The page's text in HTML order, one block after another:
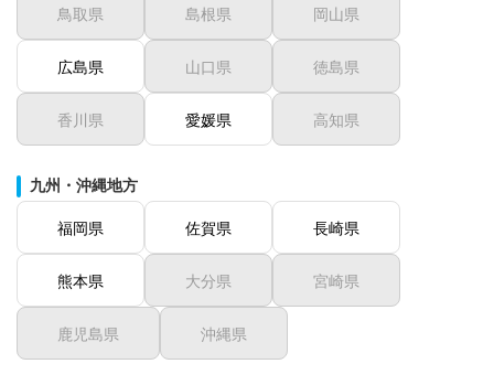
鳥取県 島根県 岡山県
広島県 山口県 徳島県
香川県 愛媛県 高知県
九州・沖縄地方
福岡県 佐賀県 長崎県
熊本県 大分県 宮崎県
鹿児島県 沖縄県